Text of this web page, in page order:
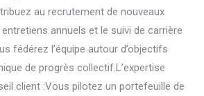
au recrutement de nouveaux
annuels et le suivi de carrière
fédérez l’équipe autour d’objectifs
de progrès collectif.L’expertise
client :Vous pilotez un portefeuille de